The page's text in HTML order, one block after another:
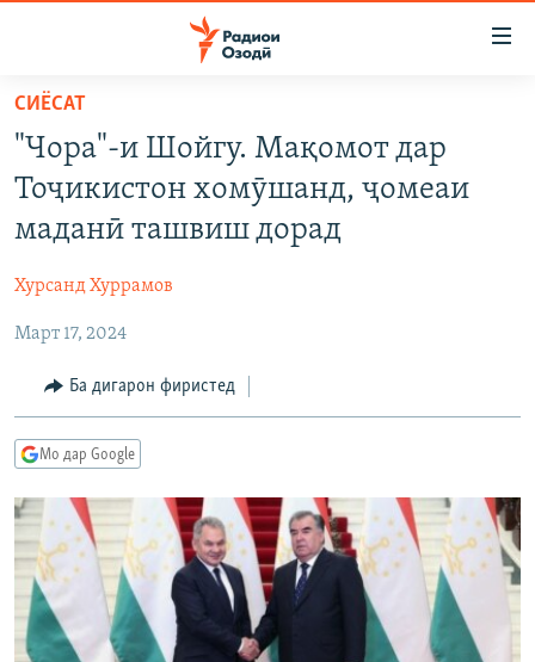
Ҷаҳиш
мояи
аслӣ
ба
феҳристи
аслӣ
Ҷаҳиш
ҷустор
ГӮШАҲО
СИЁСАТ
ҚАЗИЯИ "КРОКУС"
ОСИЁИ МАРКАЗӢ
ФАРҲАНГ
ВАРЗИШ
ГАПИ ОЗОД
РӮЗГОРИ МУҲОҶИР
ТАҲҚИҚОТ
ҶАНГ ДАР УКРАИНА
НАЗАРИ МАРДУМ
ОЗОДӢ ОНЛАЙН
ВИДЕО
НИГОРИСТОН
ГУЗОРИШҲОИ РАДИОӢ
РӮЙХАТҲО
КИТОБҲОИ ОЗОДӢ
Русский
ПАЙГИРӢ КУНЕД
СИЁСАТ
"Чора"-и Шойгу. Мақомот дар
Тоҷикистон хомӯшанд, ҷомеаи
маданӣ ташвиш дорад
Хурсанд Хуррамов
Март 17, 2024
Ба дигарон фиристед
Мо дар Google